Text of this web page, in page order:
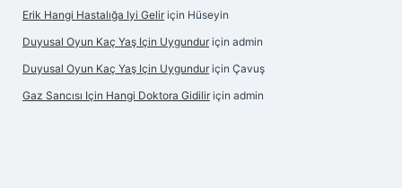
Erik Hangi Hastalığa Iyi Gelir için Hüseyin
Duyusal Oyun Kaç Yaş Için Uygundur için admin
Duyusal Oyun Kaç Yaş Için Uygundur için Çavuş
Gaz Sancısı Için Hangi Doktora Gidilir için admin